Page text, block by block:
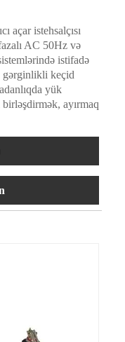
açar istehsalçısı
AC 50Hz və
istifadə
gərginlikli keçid
yük
ayırmaq